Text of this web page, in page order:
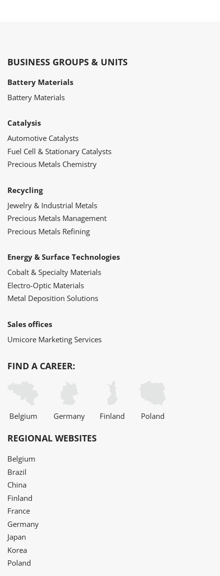
BUSINESS GROUPS & UNITS
Battery Materials
Battery Materials
Catalysis
Automotive Catalysts
Fuel Cell & Stationary Catalysts
Precious Metals Chemistry
Recycling
Jewelry & Industrial Metals
Precious Metals Management
Precious Metals Refining
Energy & Surface Technologies
Cobalt & Specialty Materials
Electro-Optic Materials
Metal Deposition Solutions
Sales offices
Umicore Marketing Services
FIND A CAREER:
Belgium Germany Finland Poland
REGIONAL WEBSITES
Belgium
Brazil
China
Finland
France
Germany
Japan
Korea
Poland